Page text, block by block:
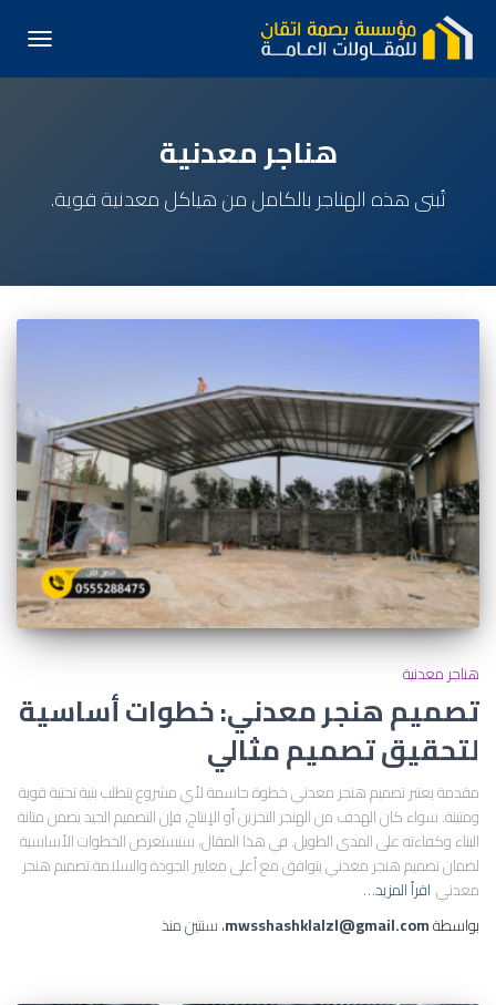
هناجر معدنية
تُبنى هذه الهناجر بالكامل من هياكل معدنية قوية.
هناجر معدنية
تصميم هنجر معدني: خطوات أساسية
لتحقيق تصميم مثالي
مقدمة يعتبر تصميم هنجر معدني خطوة حاسمة لأي مشروع يتطلب بنية تحتية قوية
ومتينة. سواء كان الهدف من الهنجر التخزين أو الإنتاج، فإن التصميم الجيد يضمن متانة
البناء وكفاءته على المدى الطويل. في هذا المقال، سنستعرض الخطوات الأساسية
لضمان تصميم هنجر معدني يتوافق مع أعلى معايير الجودة والسلامة.تصميم هنجر
معدني اقرأ المزيد…
بواسطةmwsshashklalzl@gmail.com،سنتينمنذ